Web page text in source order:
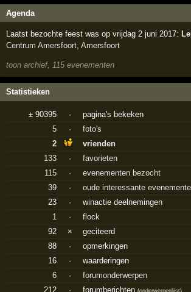
Agenda
Laatst bezochte feest was op vrijdag 2 juni 2017:
Centrum Amersfoort,Amersfoort
toon archief, 115 evenementen
Statistieken
± 90395 ·
pagina's bekeken
5
·
foto's
2
vrienden
133
·
favorieten
115
·
evenementen bezocht
39
·
oude interessante
23
·
winactie deelnemingen
1
·
flock
92
×
geciteerd
88
·
opmerkingen
16
·
waarderingen
6
·
forumonderwerpen
212
· forumberichten(onderwerpenlijst)